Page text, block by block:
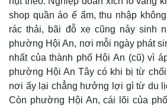
shop quần áo ế ẩm, thu nhập
rác thải, bãi đỗ xe cũng nảy sinh
phường Hội An, nơi mỗi ngày phát
nhất của thành phố Hội An (cũ) vì
phường Hội An Tây có khi bị từ
nơi ấy lại chẳng hưởng lợi gì từ du
Còn phường Hội An, cái lõi của